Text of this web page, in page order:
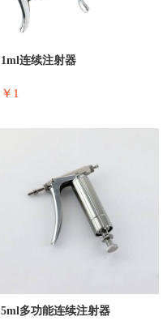
1ml连续注射器
￥1
5ml多功能连续注射器